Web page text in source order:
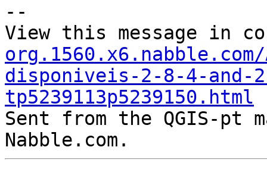
--
View this message in
disponiveis-2-8-4-and-
tp5239113p5239150.html
Sent from the QGIS-